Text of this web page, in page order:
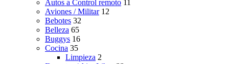
Autos a Control remoto 11
Aviones / Militar 12
Bebotes 32
Belleza 65
Buggys 16
Cocina 35
Limpieza 2